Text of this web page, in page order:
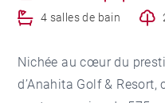
4 salles de bain
Nichée au cœur du
d’Anahita Golf &